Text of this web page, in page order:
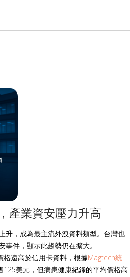
產業資安壓力升高
升，成為最主流外洩資料類型。台灣也
件，顯示此趨勢仍在擴大。
格遠高於信用卡資料，根據Magtech統
125美元，但病患健康紀錄的平均價格高